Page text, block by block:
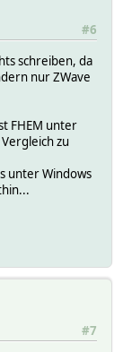
#6
schreiben, da
nur ZWave
FHEM unter
zu
unter Windows
#7